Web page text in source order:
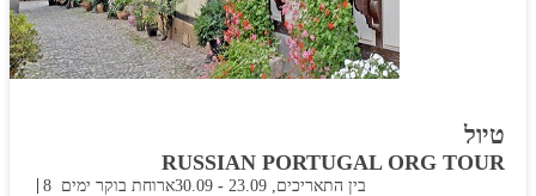
טיול
בין התאריכים, -
30.09
RUSSIAN PORTUGAL ORG TOUR
8 ימים ארוחת בוקר